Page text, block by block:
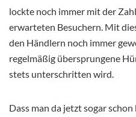
lockte noch immer mit der
erwarteten Besuchern. Mit
den Händlern noch immer
regelmäßig übersprungene
stets unterschritten wird.
Dass man da jetzt sogar